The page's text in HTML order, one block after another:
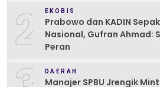
2 EKOBIS
Prabowo dan KADIN
Nasional, Gufran Ahmad:
Peran
DAERAH
Manajer SPBU Jrengik